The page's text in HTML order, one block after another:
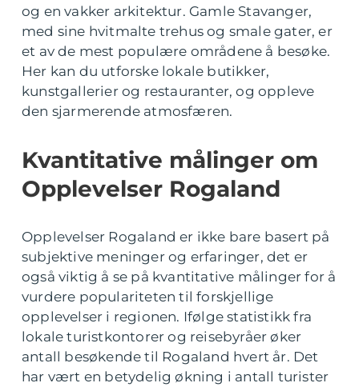
og en vakker arkitektur. Gamle Stavanger,
med sine hvitmalte trehus og smale gater, er
et av de mest populære områdene å besøke.
Her kan du utforske lokale butikker,
kunstgallerier og restauranter, og oppleve
den sjarmerende atmosfæren.
Kvantitative målinger om
Opplevelser Rogaland
Opplevelser Rogaland er ikke bare basert på
subjektive meninger og erfaringer, det er
også viktig å se på kvantitative målinger for å
vurdere populariteten til forskjellige
opplevelser i regionen. Ifølge statistikk fra
lokale turistkontorer og reisebyråer øker
antall besøkende til Rogaland hvert år. Det
har vært en betydelig økning i antall turister